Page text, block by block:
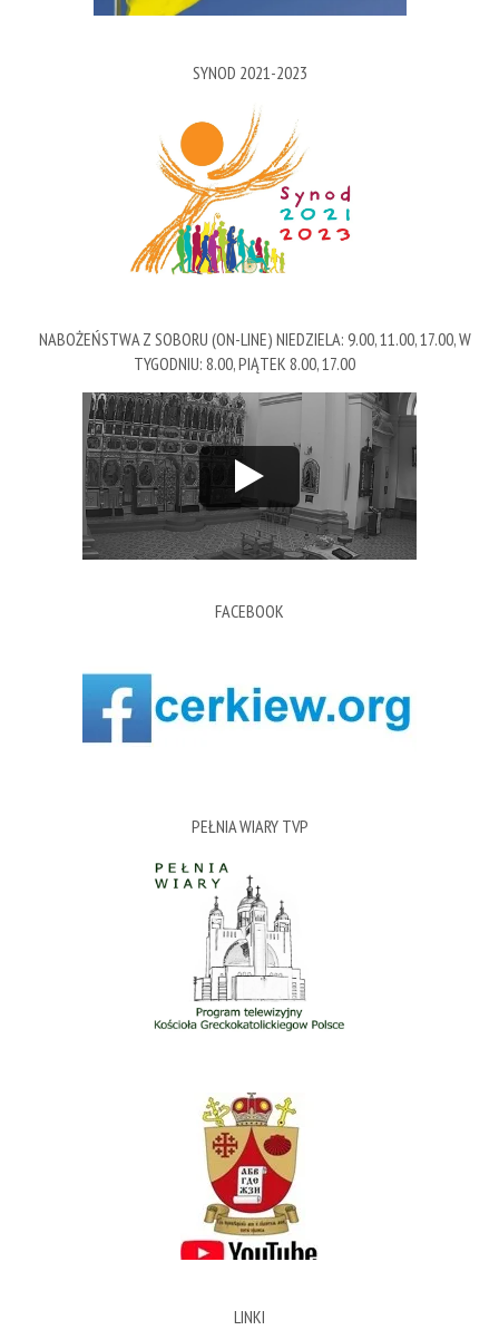
SYNOD 2021-2023
NABOŻEŃSTWA Z SOBORU (ON-LINE) NIEDZIELA: 9.00, 11.00, 17.00, W
TYGODNIU: 8.00, PIĄTEK 8.00, 17.00
FACEBOOK
PEŁNIA WIARY TVP
LINKI